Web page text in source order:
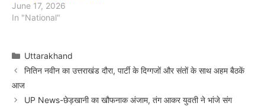
June 17, 2026
In "National"
Categories
Uttarakhand
नितिन नवीन का उत्तराखंड दौरा, पार्टी के दिग्गजों और संतों के साथ अहम बैठकें
आज
UP News-छेड़खानी का खौफनाक अंजाम, तंग आकर युवती ने भांजे संग